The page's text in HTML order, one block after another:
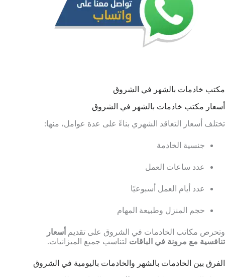
مكتب خادمات بالشهر في الشروق
أسعار مكتب خادمات بالشهر في الشروق
تختلف أسعار التعاقد الشهري بناءً على عدة عوامل، منها:
جنسية الخادمة
عدد ساعات العمل
عدد أيام العمل أسبوعيًا
حجم المنزل وطبيعة المهام
وتحرص مكاتب الخادمات في الشروق على تقديم أسعار
تنافسية مع مرونة في الباقات لتناسب جميع الميزانيات.
الفرق بين الخادمات بالشهر والخادمات باليومية في الشروق